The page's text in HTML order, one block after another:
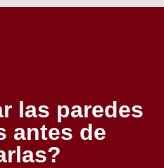
las paredes
antes de